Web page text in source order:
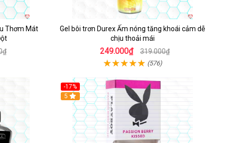
Thơm Mát
Gel bôi trơn Durex Ấm nóng tăng khoái cảm dễ
chịu thoải mái
249.000₫ 319.000₫
(576)
-17%
5